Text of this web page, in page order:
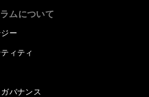
ムについて
ー
ィティ
バナンス